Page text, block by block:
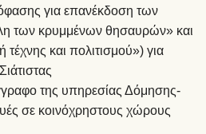
για επανέκδοση των
των κρυμμένων θησαυρών» και
και πολιτισμού») για
της υπηρεσίας Δόμησης-
σε κοινόχρηστους χώρους